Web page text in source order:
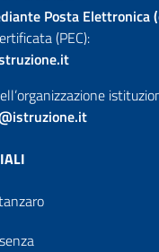
Posta Elettronica
(PEC):